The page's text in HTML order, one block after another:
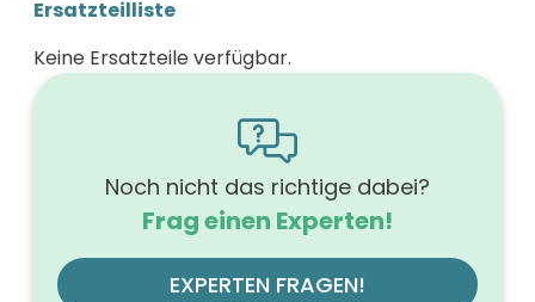
Ersatzteilliste
Keine Ersatzteile verfügbar.
Noch nicht das richtige dabei?
Frag einen Experten!
EXPERTEN FRAGEN!